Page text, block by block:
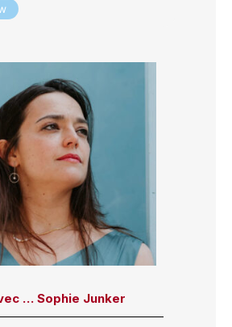
… Sophie Junker